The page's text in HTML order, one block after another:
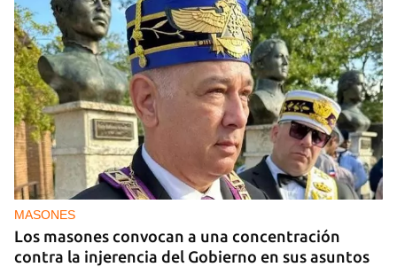
MÚSICA
Un público enamorado de Celia Cruz desafía la
censura en un homenaje en La Habana
MASONES
Los masones convocan a una concentración
contra la injerencia del Gobierno en sus asuntos